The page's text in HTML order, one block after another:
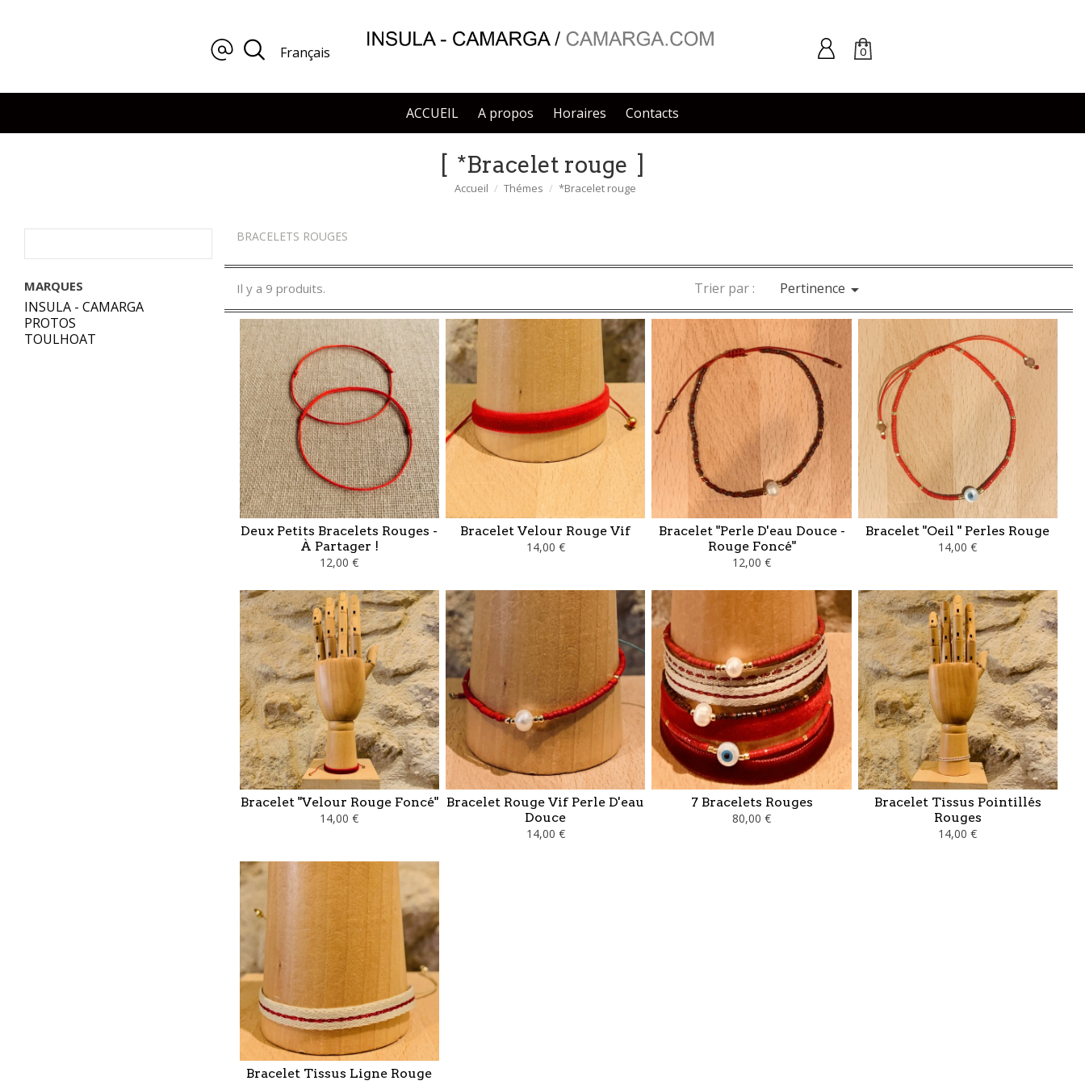
Français 0
ACCUEIL A propos Horaires Contacts
*Bracelet rouge
Accueil Thémes *Bracelet rouge
MARQUES
INSULA - CAMARGA
PROTOS
TOULHOAT
BRACELETS ROUGES
Il y a 9 produits. Trier par : Pertinence 
Deux Petits Bracelets Rouges -
À Partager !
12,00 €
Bracelet Velour Rouge Vif
14,00 €
Bracelet "Perle D'eau Douce -
Rouge Foncé"
12,00 €
Bracelet "Oeil " Perles Rouge
14,00 €
Bracelet "Velour Rouge Foncé"
14,00 €
Bracelet Rouge Vif Perle D'eau
Douce
14,00 €
7 Bracelets Rouges
80,00 €
Bracelet Tissus Pointillés
Rouges
14,00 €
Bracelet Tissus Ligne Rouge